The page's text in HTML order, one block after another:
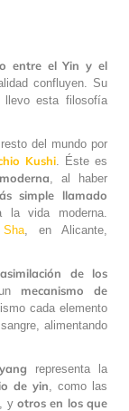
entre el Yin y el
confluyen. Su
llevo esta filosofía
del mundo por
Kushi . Éste es
, al haber
simple llamado
la vida moderna.
, en Alicante,
de los
mecanismo de
cada elemento
alimentando
yang representa la
de yin , como las
y otros en los que